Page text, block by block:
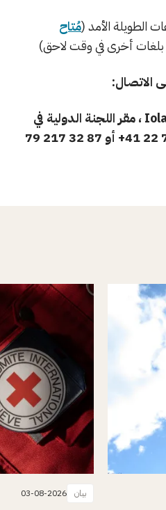
الطويلة الأمد (مُتاح
بلغات أخرى في وقت لاحق)
الاتصال:
، مقر اللجنة الدولية في
جنيف، الهاتف: 29 27 730 22 41+ أو 87 32 217 79
بيان 03-08-2026